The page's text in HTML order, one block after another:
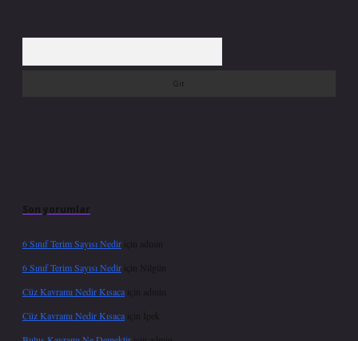
Son yorumlar
6 Sınıf Terim Sayısı Nedir için
admin
6 Sınıf Terim Sayısı Nedir için Nilgün
Cüz Kavramı Nedir Kısaca için
admin
Cüz Kavramı Nedir Kısaca için İpek